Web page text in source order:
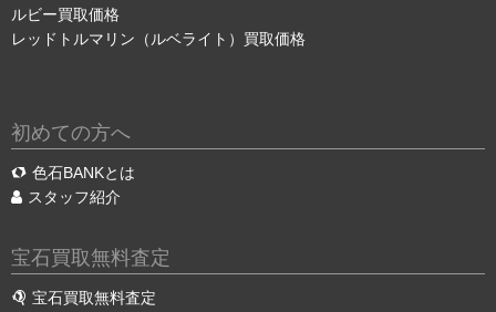
ルビー買取価格
レッドトルマリン（ルベライト）買取価格
初めての方へ
色石BANKとは
スタッフ紹介
宝石買取無料査定
宝石買取無料査定